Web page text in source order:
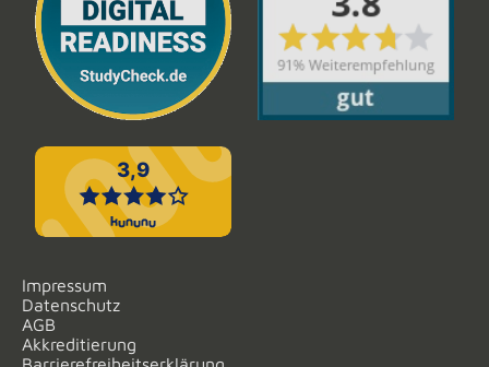
Impressum
Datenschutz
AGB
Akkreditierung